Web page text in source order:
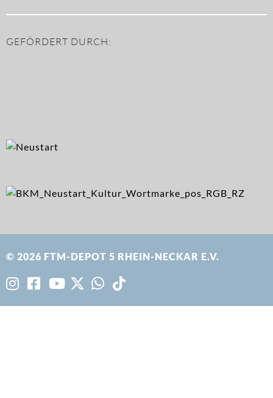
GEFÖRDERT DURCH:
© 2026 FTM-DEPOT 5 RHEIN-NECKAR E.V.